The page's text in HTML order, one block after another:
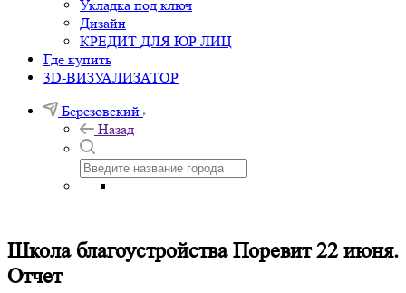
Укладка под ключ
Дизайн
КРЕДИТ ДЛЯ ЮР ЛИЦ
Где купить
3D-ВИЗУАЛИЗАТОР
Березовский
Назад
Школа благоустройства Поревит 22 июня.
Отчет